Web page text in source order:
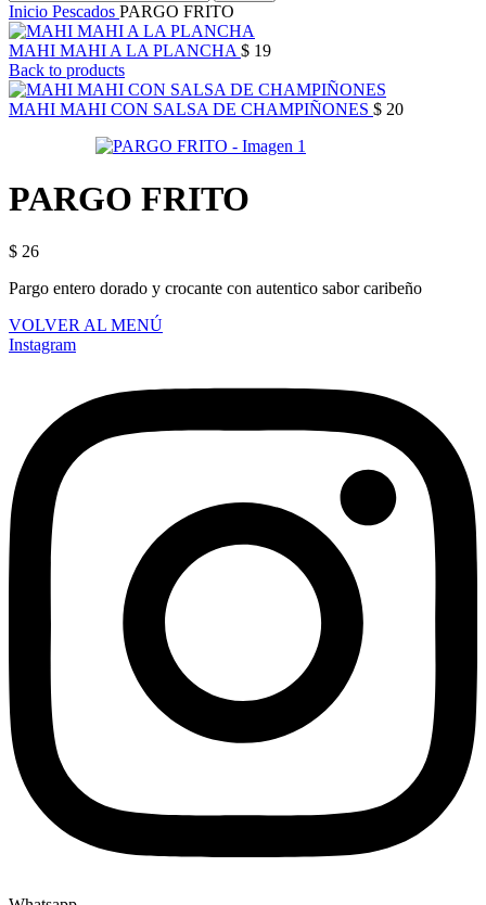
Inicio Pescados PARGO FRITO
MAHI MAHI A LA PLANCHA $ 19
Back to products
MAHI MAHI CON SALSA DE CHAMPIÑONES $ 20
PARGO FRITO
$ 26
Pargo entero dorado y crocante con autentico sabor caribeño
VOLVER AL MENÚ
Instagram